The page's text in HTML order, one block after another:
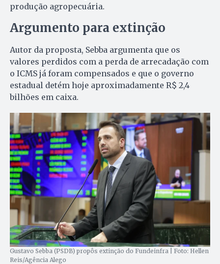
produção agropecuária.
Argumento para extinção
Autor da proposta, Sebba argumenta que os
valores perdidos com a perda de arrecadação com
o ICMS já foram compensados e que o governo
estadual detém hoje aproximadamente R$ 2,4
bilhões em caixa.
Gustavo Sebba (PSDB) propôs extinção do Fundeinfra | Foto: Hellen
Reis/Agência Alego